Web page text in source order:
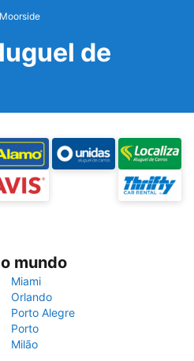
Moorside
de
mundo
Miami
Orlando
Porto Alegre
Porto
Milão